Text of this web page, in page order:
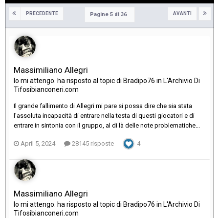
PRECEDENTE AVANTI
Pagine 5 di 36
Massimiliano Allegri
Io mi attengo. ha risposto al topic di Bradipo76 in L'Archivio Di
Tifosibianconeri.com
Il grande fallimento di Allegri mi pare si possa dire che sia stata
l'assoluta incapacità di entrare nella testa di questi giocatori e di
entrare in sintonia con il gruppo, al di là delle note problematiche...
April 5, 2024 28145 risposte 4
Massimiliano Allegri
Io mi attengo. ha risposto al topic di Bradipo76 in L'Archivio Di
Tifosibianconeri.com